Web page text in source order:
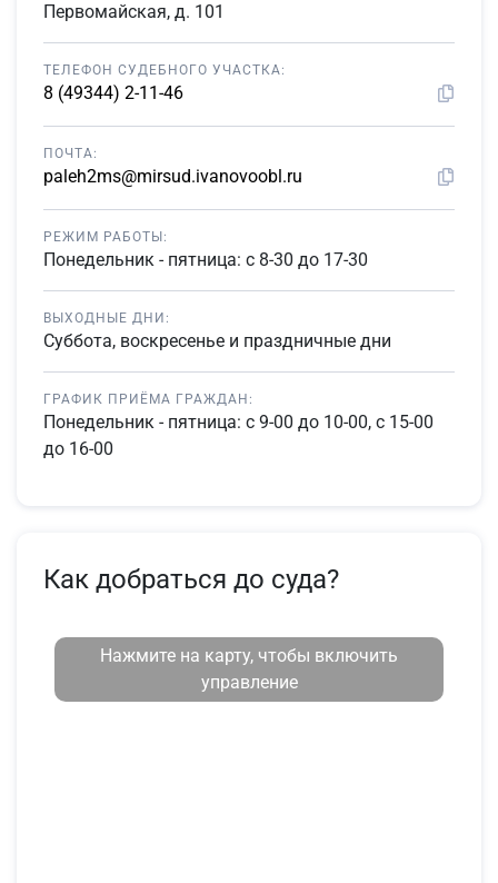
Первомайская, д. 101
ТЕЛЕФОН СУДЕБНОГО УЧАСТКА:
8 (49344) 2-11-46
ПОЧТА:
paleh2ms@mirsud.ivanovoobl.ru
РЕЖИМ РАБОТЫ:
Понедельник - пятница: с 8-30 до 17-30
ВЫХОДНЫЕ ДНИ:
Суббота, воскресенье и праздничные дни
ГРАФИК ПРИЁМА ГРАЖДАН:
Понедельник - пятница: с 9-00 до 10-00, с 15-00
до 16-00
Как добраться до суда?
Нажмите на карту, чтобы включить
управление